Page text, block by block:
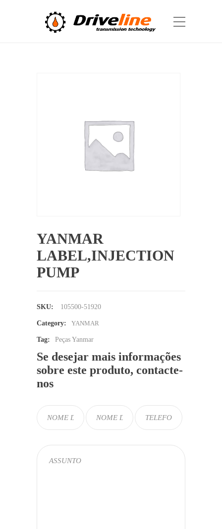
YANMAR
LABEL,INJECTION
PUMP
SKU: 105500-51920
Category: YANMAR
Tag: Peças Yanmar
Se desejar mais informações
sobre este produto, contacte-
nos